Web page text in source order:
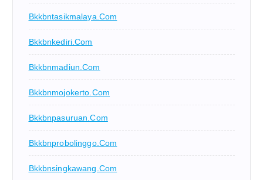
Bkkbntasikmalaya.com
Bkkbnkediri.com
Bkkbnmadiun.com
Bkkbnmojokerto.com
Bkkbnpasuruan.com
Bkkbnprobolinggo.com
Bkkbnsingkawang.com